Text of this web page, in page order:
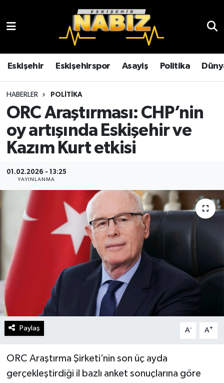
Eskişehir Eskişehirspor Asayiş Politika
HABERLER POLITIKA
ORC Araştırması: CHP’nin
oy artışında Eskişehir ve
Kazım Kurt etkisi
01.02.2026 - 13:25
YAYINLANMA
Paylaş A- A+
ORC Araştırma Şirketi’nin son üç ayda
gerçekleştirdiği il bazlı anket sonuçlarına göre
Çevre
Eğitim
Ekonomi
Eskişehirspor
Genel
Kültür Sanat
Magazin
Politika
Spor
Eskişehir Hava Durumu
Eskişehir Trafik Yoğunluk Haritası
TFF 3.Lig 4.Grup Puan Durumu ve Fikstür
Tüm Manşetler
Son Dakika Haberleri